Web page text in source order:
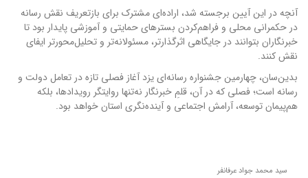
آنچه در این آیین برجسته شد، اراده‌ای مشترک برای بازتعریف نقش رسانه
در حکمرانی محلی و فراهم‌کردن بسترهای حمایتی و آموزشی پایدار بود تا
خبرنگاران بتوانند در جایگاهی اثرگذارتر، مسئولانه‌تر و تحلیل‌محورتر ایفای
نقش کنند.
بدین‌سان، چهارمین جشنواره رسانه‌ای یزد آغاز فصلی تازه در تعامل دولت و
رسانه است؛ فصلی که در آن، قلمِ خبرنگار نه‌تنها روایتگر رویدادها، بلکه
هم‌پیمان توسعه، آرامش اجتماعی و آینده‌نگری استان خواهد بود.
سید محمد جواد عرفانفر